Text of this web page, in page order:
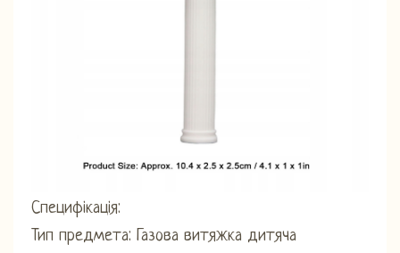
Специфікація:
Тип предмета: Газова витяжка дитяча